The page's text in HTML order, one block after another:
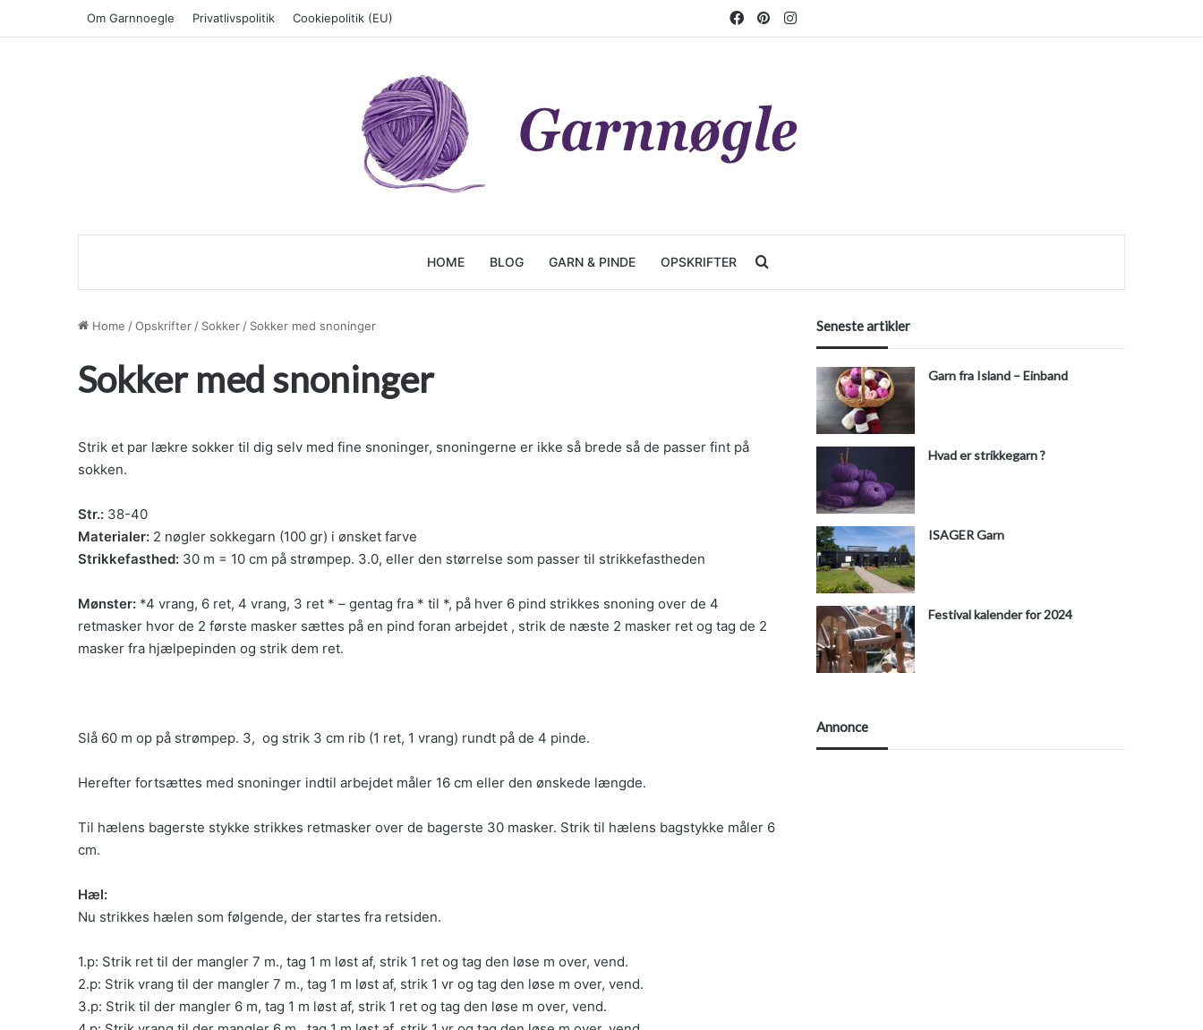
Om Garnnoegle Privatlivspolitik Cookiepolitik (EU) Facebook
Pinterest
HOME BLOG GARN & PINDE OPSKRIFTER
Home /Opskrifter / Sokker / Sokker med snoninger
Sokker med snoninger
Strik et par lækre sokker til dig selv med fine snoninger, snoningerne er ikke så brede så de passer fint på
sokken.
Str.: 38-40
Materialer: 2 nøgler sokkegarn (100 gr) i ønsket farve
Strikkefasthed: 30 m = 10 cm på strømpep. 3.0, eller den størrelse som passer til strikkefastheden
Mønster: *4 vrang, 6 ret, 4 vrang, 3 ret * – gentag fra * til *, på hver 6 pind strikkes snoning over de 4
retmasker hvor de 2 første masker sættes på en pind foran arbejdet , strik de næste 2 masker ret og tag de 2
masker fra hjælpepinden og strik dem ret.
Slå 60 m op på strømpep. 3, og strik 3 cm rib (1 ret, 1 vrang) rundt på de 4 pinde.
Herefter fortsættes med snoninger indtil arbejdet måler 16 cm eller den ønskede længde.
Til hælens bagerste stykke strikkes retmasker over de bagerste 30 masker. Strik til hælens bagstykke måler 6
cm.
Hæl:
Nu strikkes hælen som følgende, der startes fra retsiden.
1.p: Strik ret til der mangler 7 m., tag 1 m løst af, strik 1 ret og tag den løse m over, vend.
2.p: Strik vrang til der mangler 7 m., tag 1 m løst af, strik 1 vr og tag den løse m over, vend.
3.p: Strik til der mangler 6 m, tag 1 m løst af, strik 1 ret og tag den løse m over, vend.
Seneste artikler
Garn fra Island – Einband
Hvad er strikkegarn ?
ISAGER Garn
Festival kalender for 2024
Annonce